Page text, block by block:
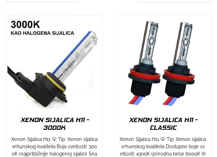
XENON SIJALICA H11 -
3000K
Xenon Sijalica H11 💡 Tip: Xenon sijalica
vrhunskog kvaliteta Boja svetlosti: 300
0K (najpribližnije halogenoj sijalici) Sna
XENON SIJALICA H11 -
CLASSIC
Xenon Sijalica H11 💡 Tip: Xenon sijalica
vrhunskog kvaliteta Dostupne boje sv
etlosti: 4300K (prirodna bela) 6000K (h